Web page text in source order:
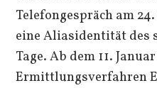
Telefongespräch am
eine Aliasidentität des
Tage. Ab dem 11.
Ermittlungsverfahren